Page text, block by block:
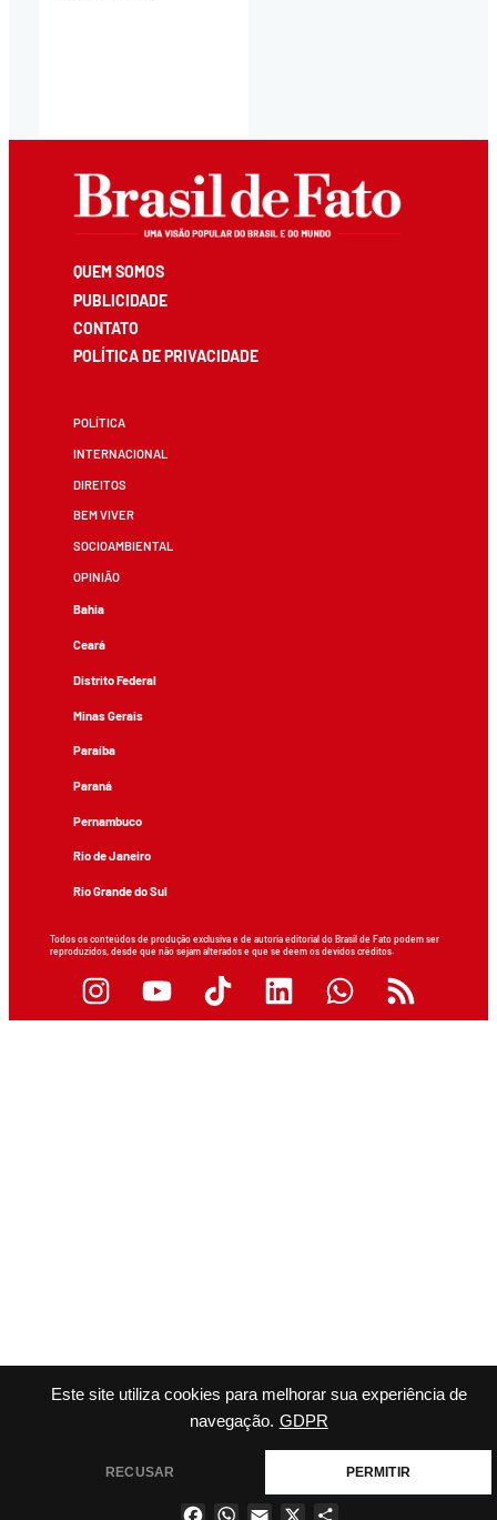
Este site utiliza cookies para melhorar sua experiência de
navegação. GDPR
RECUSAR PERMITIR
QUEM SOMOS
PUBLICIDADE
CONTATO
POLÍTICA DE PRIVACIDADE
POLÍTICA
INTERNACIONAL
DIREITOS
BEM VIVER
SOCIOAMBIENTAL
OPINIÃO
Bahia
Ceará
Distrito Federal
Minas Gerais
Paraíba
Paraná
Pernambuco
Rio de Janeiro
Rio Grande do Sul
Todos os conteúdos de produção exclusiva e de autoria editorial do Brasil de Fato podem ser
reproduzidos, desde que não sejam alterados e que se deem os devidos créditos.
FacebookWhatsApp
Email